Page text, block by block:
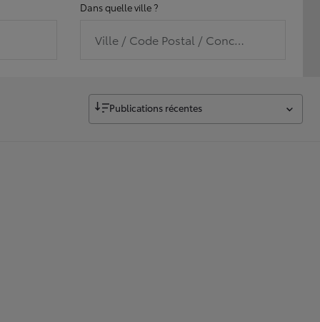
Dans quelle ville ?
Ville / Code Postal / Concession
Publications récentes